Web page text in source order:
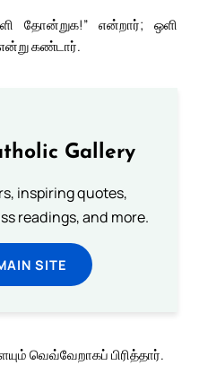
தோன்றுக!” என்றார்; ஒளி
கண்டார்.
Gallery
inspiring quotes,
readings, and more.
SITE
வெவ்வேறாகப் பிரித்தார்.